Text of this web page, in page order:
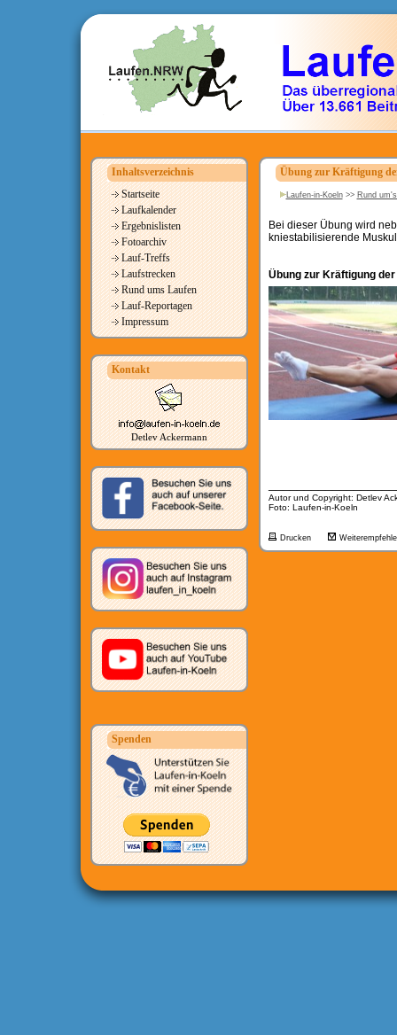
Inhaltsverzeichnis
Startseite
Laufkalender
Ergebnislisten
Fotoarchiv
Lauf-Treffs
Laufstrecken
Rund ums Laufen
Lauf-Reportagen
Impressum
Kontakt
Detlev Ackermann
Spenden
Übung zur Kräftigung
Laufen-in-Koeln>> Rund
Bei dieser Übung wird
kniestabilisierende
Übung zur Kräftigung
Autor und Copyright: Detlev
Foto: Laufen-in-Koeln
Drucken